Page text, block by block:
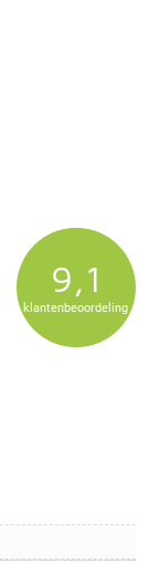
9,1
klantenbeoordeling